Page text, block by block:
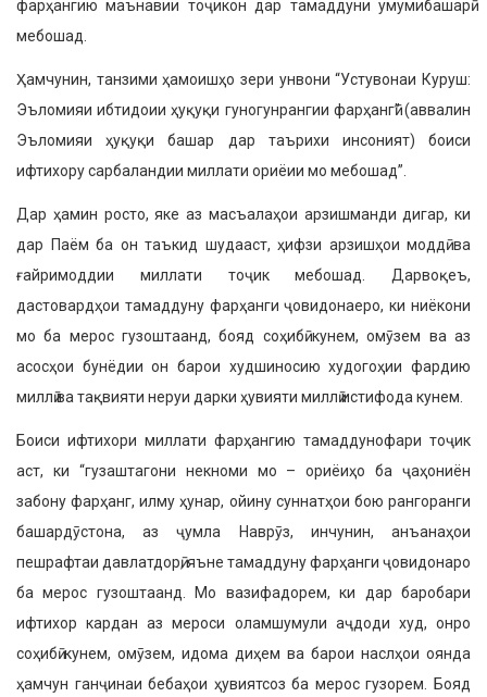
фарҳангию маънавии тоҷикон дар тамаддуни умумибашарӣ
мебошад.
Ҳамчунин, танзими ҳамоишҳо зери унвони “Устувонаи Куруш:
Эъломияи ибтидоии ҳуқуқи гуногунрангии фарҳангӣ” (аввалин
Эъломияи ҳуқуқи башар дар таърихи инсоният) боиси
ифтихору сарбаландии миллати ориёии мо мебошад”.
Дар ҳамин росто, яке аз масъалаҳои арзишманди дигар, ки
дар Паём ба он таъкид шудааст, ҳифзи арзишҳои моддӣ ва
ғайримоддии миллати тоҷик мебошад. Дарвоқеъ,
дастовардҳои тамаддуну фарҳанги ҷовидонаеро, ки ниёкони
мо ба мерос гузоштаанд, бояд соҳибӣ кунем, омӯзем ва аз
асосҳои бунёдии он барои худшиносию худогоҳии фардию
миллӣ ва тақвияти неруи дарки ҳувияти миллӣ истифода кунем.
Боиси ифтихори миллати фарҳангию тамаддунофари тоҷик
аст, ки “гузаштагони некноми мо – ориёиҳо ба ҷаҳониён
забону фарҳанг, илму ҳунар, ойину суннатҳои бою рангоранги
башардӯстона, аз ҷумла Наврӯз, инчунин, анъанаҳои
пешрафтаи давлатдорӣ, яъне тамаддуну фарҳанги ҷовидонаро
ба мерос гузоштаанд. Мо вазифадорем, ки дар баробари
ифтихор кардан аз мероси оламшумули аҷдоди худ, онро
соҳибӣ кунем, омӯзем, идома диҳем ва барои наслҳои оянда
ҳамчун ганҷинаи бебаҳои ҳувиятсоз ба мерос гузорем. Бояд